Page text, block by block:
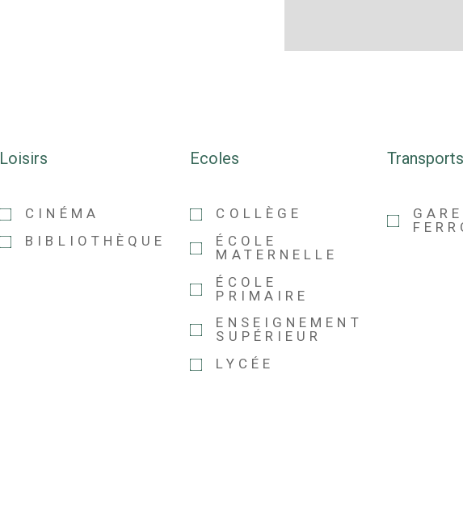
Loisirs
CINÉMA
BIBLIOTHÈQUE
Ecoles
COLLÈGE
ÉCOLE
MATERNELLE
ÉCOLE
PRIMAIRE
ENSEIGNEMENT
SUPÉRIEUR
LYCÉE
Transports
GARE